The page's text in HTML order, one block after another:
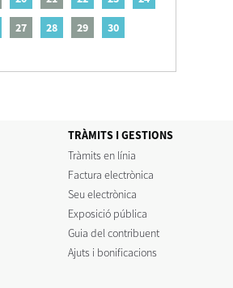
27 28 29 30
TRÀMITS I GESTIONS
Tràmits en línia
Factura electrònica
Seu electrònica
Exposició pública
Guia del contribuent
Ajuts i bonificacions